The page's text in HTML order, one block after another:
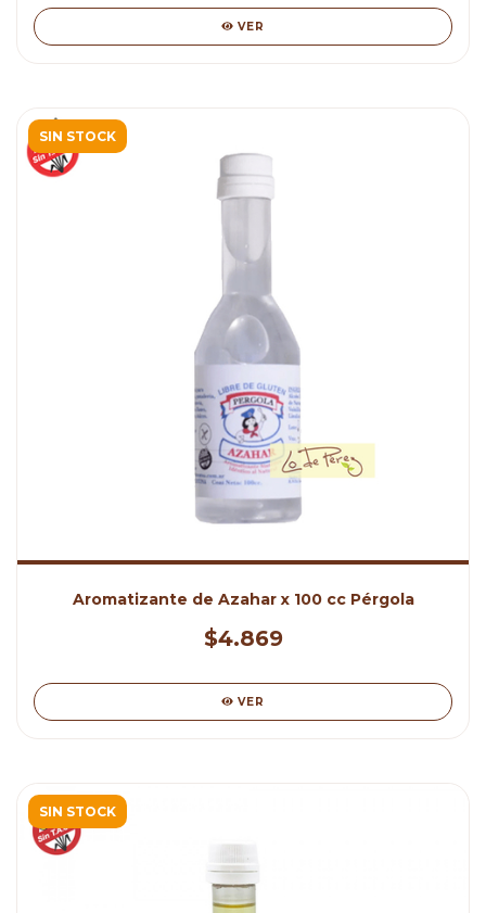
VER
SIN STOCK
Aromatizante de Azahar x 100 cc Pérgola
$4.869
VER
SIN STOCK